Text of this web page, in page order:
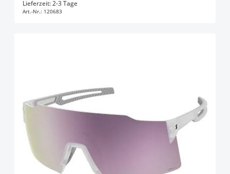
Lieferzeit: 2-3 Tage
Art.-Nr.: 120683